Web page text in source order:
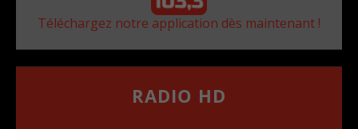
Téléchargez notre application dès maintenant !
RADIO HD